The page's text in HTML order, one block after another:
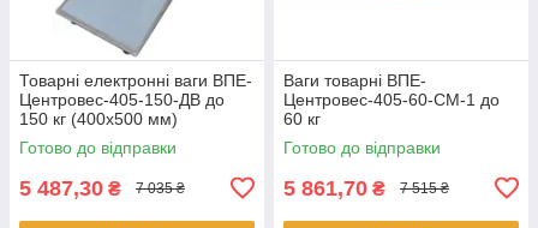
Товарні електронні ваги ВПЕ-
Центровес-405-150-ДВ до
150 кг (400х500 мм)
Готово до відправки
5 487,30 ₴ 7 035 ₴
Ваги товарні ВПЕ-
Центровес-405-60-СМ-1 до
60 кг
Готово до відправки
5 861,70 ₴ 7 515 ₴